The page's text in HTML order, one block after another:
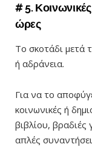
# 5.
ώρες
Το σκοτάδι μετά
ή αδράνεια.
Για να το
κοινωνικές ή
βιβλίου,
απλές